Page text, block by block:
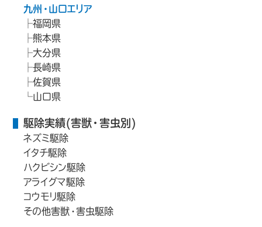
九州・山口エリア
福岡県
熊本県
大分県
長崎県
佐賀県
山口県
駆除実績(害獣・害虫別)
ネズミ駆除
イタチ駆除
ハクビシン駆除
アライグマ駆除
コウモリ駆除
その他害獣・害虫駆除